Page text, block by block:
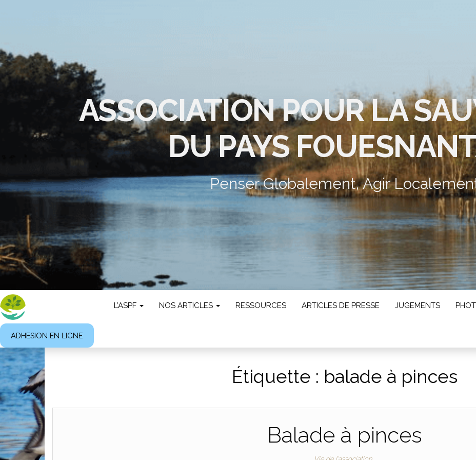
ASSOCIATION POUR LA
DU PAYS
Penser Globalement, Agir
L’ASPF NOS ARTICLES RESSOURCES ARTICLES DE PRESSE JUGEMENTS
ADHESION EN LIGNE
Étiquette : balade à pinces
Balade à pinces
Vie de l'association